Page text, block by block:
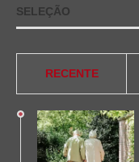
SELEÇÃO
RECENTE